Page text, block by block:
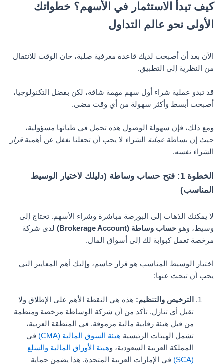
كيف تبدأ الاستثمار في الأسهم؟ خطواتك
الأولى نحو عالم التداول
الآن بعد أن أصبحت لديك قاعدة معرفية صلبة، حان الوقت للانتقال
من النظرية إلى التطبيق.
قد تبدو عملية شراء أول سهم مهمة شاقة، لكن بفضل التكنولوجيا،
أصبحت أبسط وأكثر سهولة من أي وقت مضى.
ومع ذلك، فإن سهولة الوصول هذه تحمل في طياتها مسؤولية،
حيث إن بساطة عملية الشراء لا يجب أن تجعلنا نغفل عن أهمية قرار
الشراء نفسه.
الخطوة 1: فتح حساب وساطة (دليلك لاختيار الوسيط
المناسب)
لا يمكنك الذهاب إلى البورصة مباشرة وشراء الأسهم. تحتاج إلى
وسيط، وهو حساب وساطة (Brokerage Account)
لدى شركة
مرخصة تعمل كبوابة لك إلى أسواق المال.
اختيار الوسيط المناسب هو قرار حاسم، وإليك أهم المعايير التي
يجب أن تبحث عنها:
الترخيص والتنظيم: هذه هي النقطة الأهم على الإطلاق ولا
تقبل أي تنازل. تأكد من أن شركة الوساطة مرخصة ومنظمة
من قبل هيئة رقابية مالية مرموقة. في المنطقة العربية،
تشمل الهيئات الرئيسية هيئة السوق المالية (CMA)
في
المملكة العربية السعودية، وهيئة الأوراق المالية والسلع
(SCA)
في الإمارات العربية المتحدة. هذا يضمن حماية